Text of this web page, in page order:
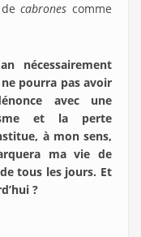
decabrones comme
nécessairement
pourra pas avoir
avec une
et la perte
à mon sens,
ma vie de
tous les jours. Et
?